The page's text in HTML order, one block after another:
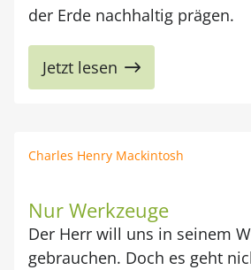
der Erde nachhaltig prägen.
Jetzt lesen
Charles Henry Mackintosh
Nur Werkzeuge
Der Herr will uns in seinem
gebrauchen. Doch es geht